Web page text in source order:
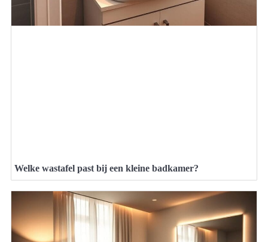
Welke wastafel past bij een kleine badkamer?